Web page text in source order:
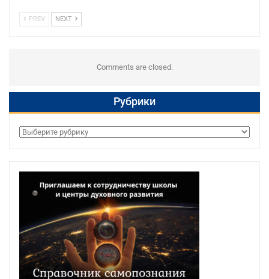
PREV NEXT
Comments are closed.
Рубрики
Рубрики